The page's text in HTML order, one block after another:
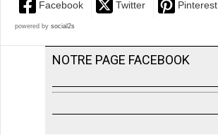
Facebook Twitter Pinterest
powered by social2s
NOTRE PAGE FACEBOOK